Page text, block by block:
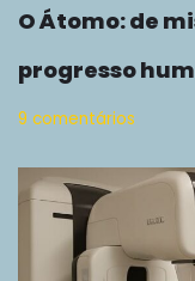
O Átomo: de
progresso
9 comentários